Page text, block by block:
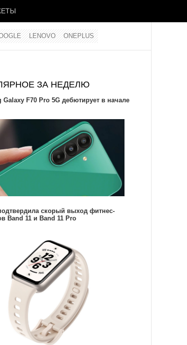
LENOVO ONEPLUS
ЗА НЕДЕЛЮ
Galaxy F70 Pro 5G дебютирует в начале
скорый выход фитнес-
Band 11 и Band 11 Pro